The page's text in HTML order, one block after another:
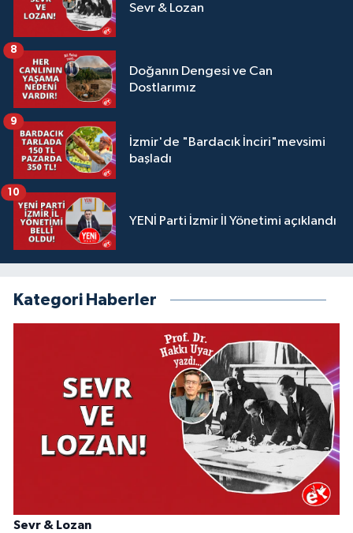
Sevr & Lozan
Doğanın Dengesi ve Can
Dostlarımız
8
İzmir'de "Bardacık İnciri"mevsimi
başladı
9
YENİ Parti İzmir İl Yönetimi açıklandı
10
Kategori Haberler
Sevr & Lozan